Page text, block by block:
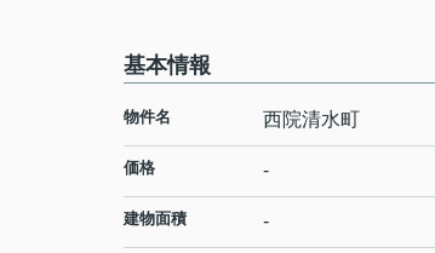
基本情報
物件名 西院清水町
価格 -
建物面積 -